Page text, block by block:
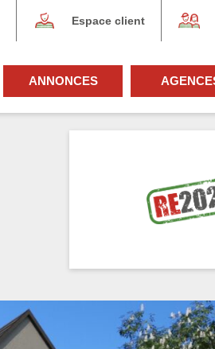
Espace client
ANNONCES